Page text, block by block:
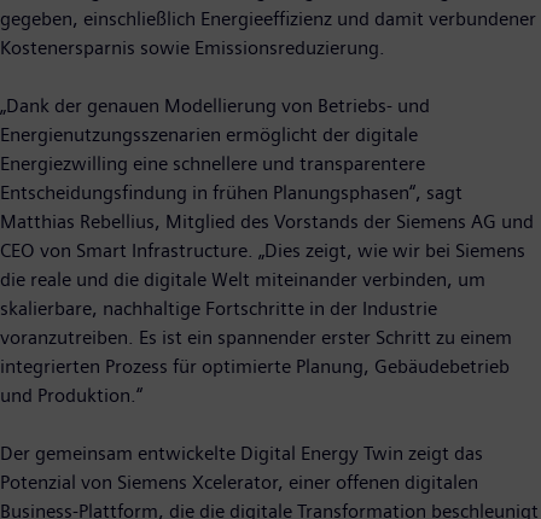
gegeben, einschließlich Energieeffizienz und damit verbundener
Kostenersparnis sowie Emissionsreduzierung.
„Dank der genauen Modellierung von Betriebs- und
Energienutzungsszenarien ermöglicht der digitale
Energiezwilling eine schnellere und transparentere
Entscheidungsfindung in frühen Planungsphasen“, sagt
Matthias Rebellius, Mitglied des Vorstands der Siemens AG und
CEO von Smart Infrastructure. „Dies zeigt, wie wir bei Siemens
die reale und die digitale Welt miteinander verbinden, um
skalierbare, nachhaltige Fortschritte in der Industrie
voranzutreiben. Es ist ein spannender erster Schritt zu einem
integrierten Prozess für optimierte Planung, Gebäudebetrieb
und Produktion.“
Der gemeinsam entwickelte Digital Energy Twin zeigt das
Potenzial von Siemens Xcelerator, einer offenen digitalen
Business-Plattform, die die digitale Transformation beschleunigt